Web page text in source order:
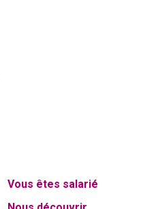
Vous êtes salarié